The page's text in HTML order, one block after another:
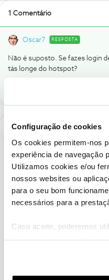
Configuração de cookies
Os cookies permitem-nos
experiência de navegação
Utilizamos cookies e/ou
nossos websites ou
para o seu bom
necessários para a
Caso aceite, poderemos
funcionalidades (cookies
funcionalidade) e adaptar
1 Comentário
Oscar7 RESPOSTA
Não é suposto. Se fazes login
tás longe do hotspot?
A poupança que